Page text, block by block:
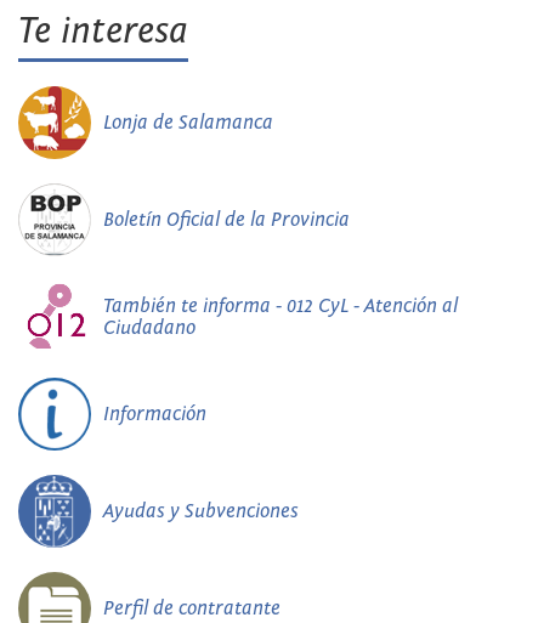
Te interesa
Lonja de Salamanca
Boletín Oficial de la Provincia
También te informa - 012 CyL - Atención al
Ciudadano
Información
Ayudas y Subvenciones
Perfil de contratante